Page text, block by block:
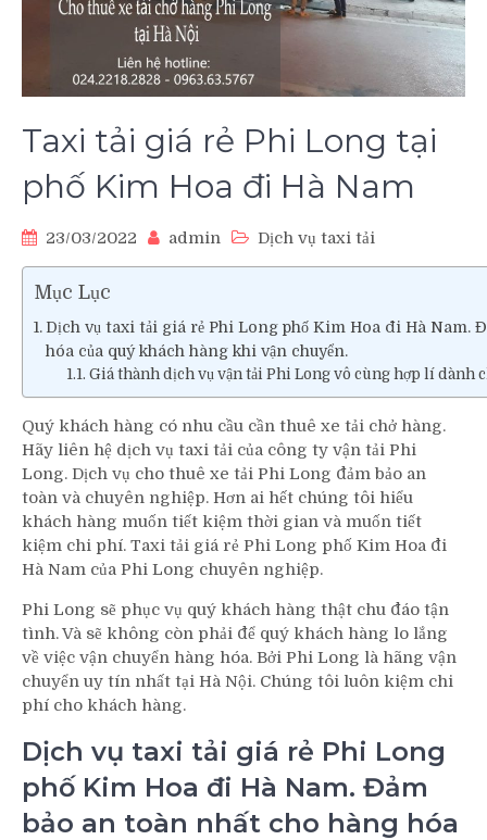
Taxi tải giá rẻ Phi Long tại
phố Kim Hoa đi Hà Nam
23/03/2022 admin Dịch vụ taxi tải
Mục Lục
Dịch vụ taxi tải giá rẻ Phi Long phố Kim Hoa đi Hà Nam.
hóa của quý khách hàng khi vận chuyển.
Giá thành dịch vụ vận tải Phi Long vô cùng hợp lí dành
Quý khách hàng có nhu cầu cần thuê xe tải chở hàng.
Hãy liên hệ dịch vụ taxi tải của công ty vận tải Phi
Long. Dịch vụ cho thuê xe tải Phi Long đảm bảo an
toàn và chuyên nghiệp. Hơn ai hết chúng tôi hiểu
khách hàng muốn tiết kiệm thời gian và muốn tiết
kiệm chi phí. Taxi tải giá rẻ Phi Long phố Kim Hoa đi
Hà Nam của Phi Long chuyên nghiệp.
Phi Long sẽ phục vụ quý khách hàng thật chu đáo tận
tình. Và sẽ không còn phải để quý khách hàng lo lắng
về việc vận chuyển hàng hóa. Bởi Phi Long là hãng vận
chuyển uy tín nhất tại Hà Nội. Chúng tôi luôn kiệm chi
phí cho khách hàng.
Dịch vụ taxi tải giá rẻ Phi Long
phố Kim Hoa đi Hà Nam. Đảm
bảo an toàn nhất cho hàng hóa